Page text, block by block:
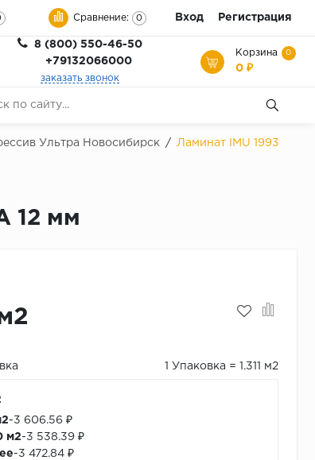
Сравнение: 0 Вход Регистрация
8 (800) 550-46-50
+79132066000
заказать звонок
Корзина 0
0 ₽
Ультра Новосибирск /
Ламинат IMU 1993
12 мм
1 Упаковка = 1.311 м2
-3 606.56 ₽
м2-3 538.39 ₽
-3 472.84 ₽